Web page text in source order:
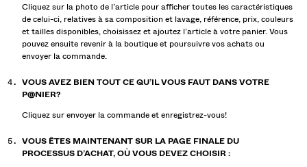
Cliquez sur la photo de l’article pour afficher toutes les caractéristiques
de celui-ci, relatives à sa composition et lavage, référence, prix, couleurs
et tailles disponibles, choisissez et ajoutez l’article à votre panier. Vous
pouvez ensuite revenir à la boutique et poursuivre vos achats ou
envoyer la commande.
VOUS AVEZ BIEN TOUT CE QU’IL VOUS FAUT DANS VOTRE
P@NIER?
Cliquez sur envoyer la commande et enregistrez-vous!
VOUS ÊTES MAINTENANT SUR LA PAGE FINALE DU
PROCESSUS D’ACHAT, OÙ VOUS DEVEZ CHOISIR :